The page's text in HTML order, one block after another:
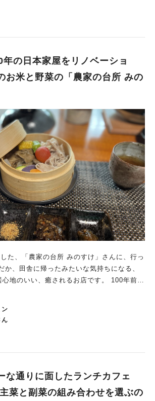
年の日本家屋をリノベーショ
お米と野菜の「農家の台所 みの
た、「農家の台所 みのすけ」さんに、行っ
か、田舎に帰ったみたいな気持ちになる、
地のいい、癒されるお店です。 100年前の
そこから見えるお庭が素敵で、風鈴の音色が
飛ばしてくれます。 「農家の台所 みのす
小野原にあります。 小野原といえば、人気
を使っておられます。 そのため、金曜日と
ン
ん
な通りに面したランチカフェ
菜と副菜の組み合わせを選ぶの